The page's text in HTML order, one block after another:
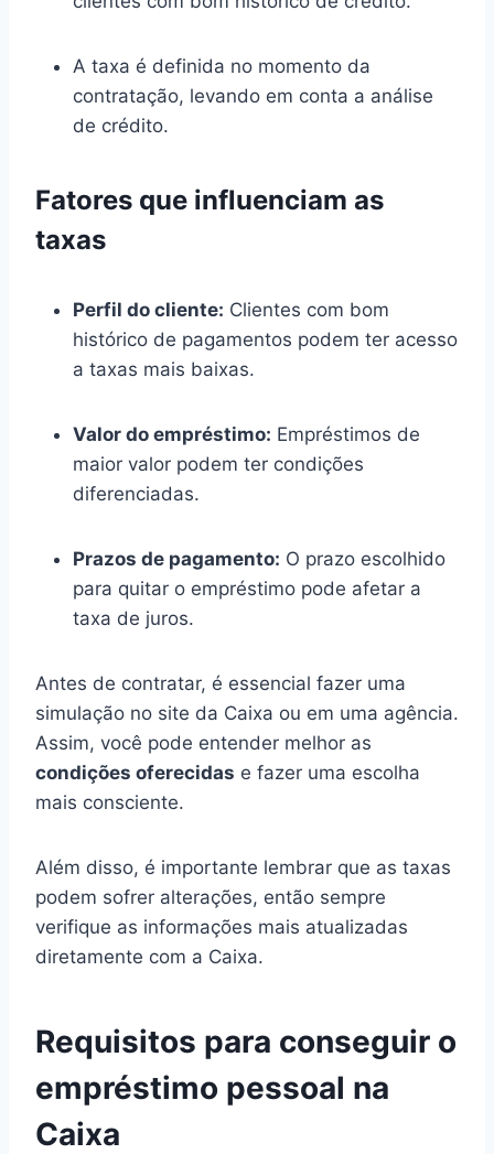
A taxa é definida no momento da
contratação, levando em conta a análise
de crédito.
Fatores que influenciam as
taxas
Perfil do cliente: Clientes com bom
histórico de pagamentos podem ter acesso
a taxas mais baixas.
Valor do empréstimo: Empréstimos de
maior valor podem ter condições
diferenciadas.
Prazos de pagamento: O prazo escolhido
para quitar o empréstimo pode afetar a
taxa de juros.
Antes de contratar, é essencial fazer uma
simulação no site da Caixa ou em uma agência.
Assim, você pode entender melhor as
condições oferecidas e fazer uma escolha
mais consciente.
Além disso, é importante lembrar que as taxas
podem sofrer alterações, então sempre
verifique as informações mais atualizadas
diretamente com a Caixa.
Requisitos para conseguir o
empréstimo pessoal na
Caixa